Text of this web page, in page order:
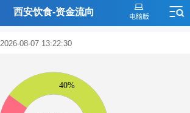
西安饮食-资金流向
2026-08-07 13:22:30